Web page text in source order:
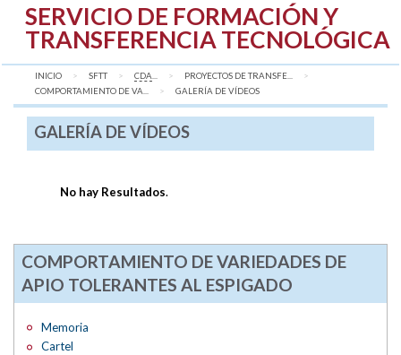
SERVICIO DE FORMACIÓN Y
TRANSFERENCIA TECNOLÓGICA
INICIO SFTT CDA
PROYECTOS DE TRANSFE...
COMPORTAMIENTO DE VA...
AQUÍ:
GALERÍA DE VÍDEOS
GALERÍA DE VÍDEOS
No hay Resultados.
COMPORTAMIENTO DE VARIEDADES DE
APIO TOLERANTES AL ESPIGADO
Memoria
Cartel